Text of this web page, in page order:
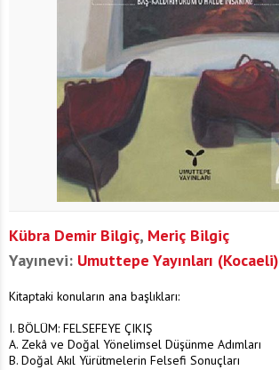
Kübra Demir Bilgiç, Meriç Bilgiç
Yayınevi: Umuttepe Yayınları (Kocaeli)
Kitaptaki konuların ana başlıkları:
I. BÖLÜM: FELSEFEYE ÇIKIŞ
A. Zekâ ve Doğal Yönelimsel Düşünme Adımları
B. Doğal Akıl Yürütmelerin Felsefi Sonuçları